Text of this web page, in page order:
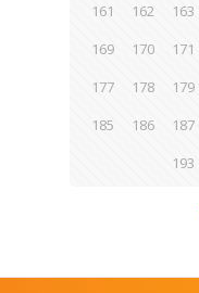
161
162 163
169
170 171
177
178 179
185
186 187
193